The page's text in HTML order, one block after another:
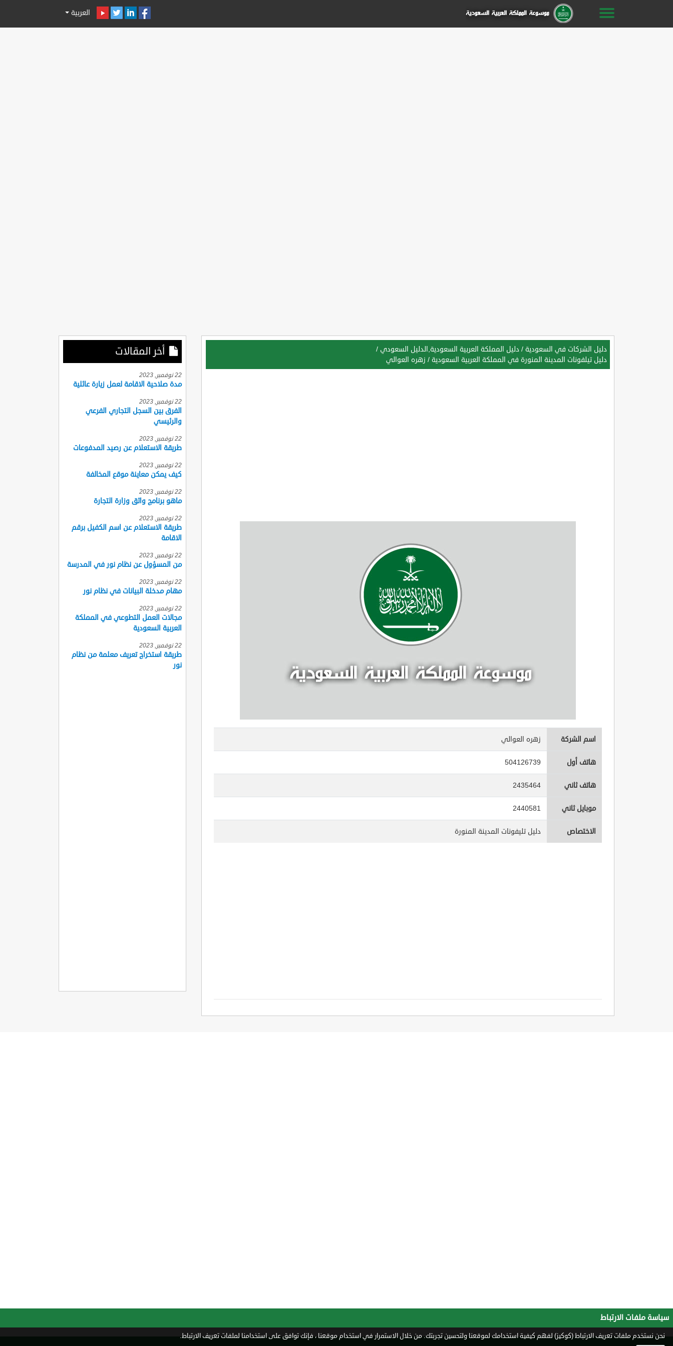
العربية
دليل الشركات في السعودية / دليل المملكة العربية السعودية,الدليل السعودي /
دليل تيلفونات المدينة المنورة في المملكة العربية السعودية / زهره العوالي
اسم الشركة زهره العوالي
هاتف أول 504126739
هاتف ثاني 2435464
موبايل ثاني 2440581
الاختصاص دليل تليفونات المدينة المنورة
أخر المقالات
22 نوفمبر, 2023
مدة صلاحية الاقامة لعمل زيارة عائلية
22 نوفمبر, 2023
الفرق بين السجل التجاري الفرعي
والرئيسي
22 نوفمبر, 2023
طريقة الاستعلام عن رصيد المدفوعات
22 نوفمبر, 2023
كيف يمكن معاينة موقع المخالفة
22 نوفمبر, 2023
ماهو برنامج واثق وزارة التجارة
22 نوفمبر, 2023
طريقة الاستعلام عن اسم الكفيل برقم
الاقامة
22 نوفمبر, 2023
من المسؤول عن نظام نور في المدرسة
22 نوفمبر, 2023
مهام مدخلة البيانات في نظام نور
22 نوفمبر, 2023
مجالات العمل التطوعي في المملكة
العربية السعودية
22 نوفمبر, 2023
طريقة استخراج تعريف معلمة من نظام
نور
سياسة ملفات الارتباط
نحن نستخدم ملفات تعريف الارتباط (كوكيز) لفهم كيفية استخدامك لموقعنا ولتحسين تجربتك. من خلال الاستمرار في استخدام موقعنا ، فإنك توافق على استخدامنا لملفات تعريف الارتباط.